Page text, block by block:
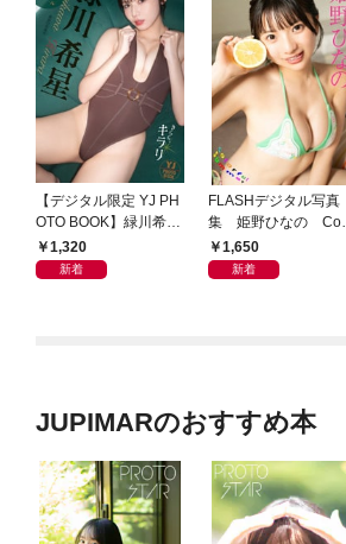
【デジタル限定 YJ PH
OTO BOOK】緑川希星
写真集「きらら、キラ
リ」
1,320
新着
FLASHデジタル写真
集 姫野ひなの Colo
rful Summer
1,650
新着
JUPIMARのおすすめ本